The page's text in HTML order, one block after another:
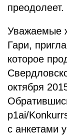
преодолеет.
Уважаемые
Гари,
которое
октября
p1ai/
с анкетами